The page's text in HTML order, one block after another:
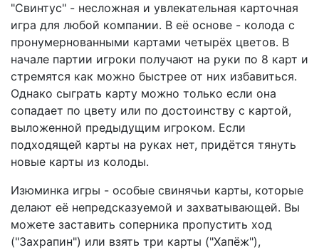
"Свинтус" - несложная и увлекательная карточная
игра для любой компании. В её основе - колода с
пронумернованными картами четырёх цветов. В
начале партии игроки получают на руки по 8 карт и
стремятся как можно быстрее от них избавиться.
Однако сыграть карту можно только если она
сопадает по цвету или по достоинству с картой,
выложенной предыдущим игроком. Если
подходящей карты на руках нет, придётся тянуть
новые карты из колоды.
Изюминка игры - особые свинячьи карты, которые
делают её непредсказуемой и захватывающей. Вы
можете заставить соперника пропустить ход
("Захрапин") или взять три карты ("Хапёж"),